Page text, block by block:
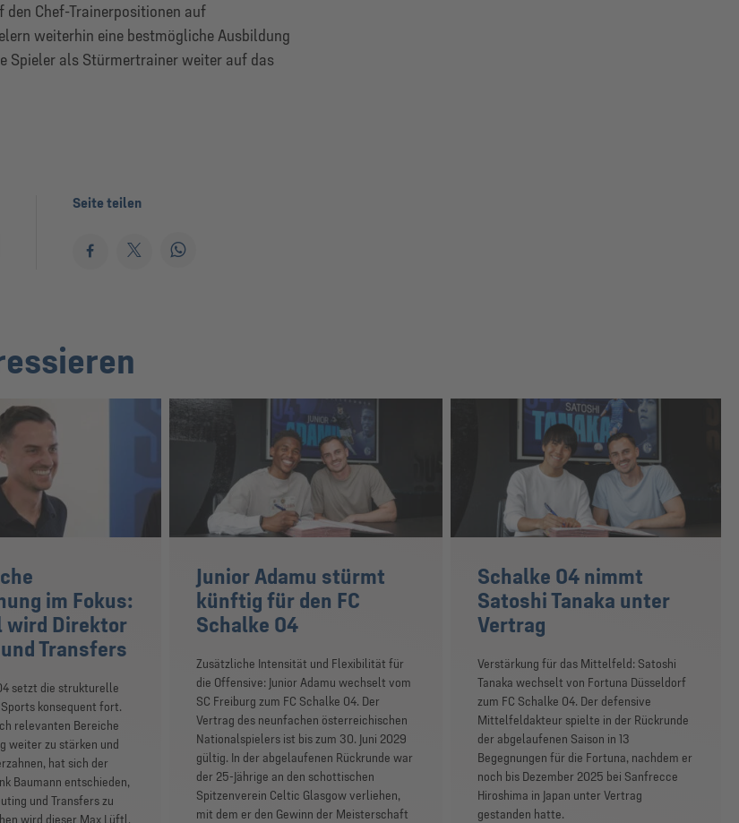
den Chef-Trainerpositionen auf
weiterhin eine bestmögliche Ausbildung
Spieler als Stürmertrainer weiter auf das
Seite teilen
im Fokus:
wird Direktor
Transfers
setzt die strukturelle
konsequent fort.
relevanten Bereiche
weiter zu stärken und
hat sich der
Baumann entschieden,
und Transfers zu
wird dieser Max Lüftl,
Junior Adamu stürmt
künftig für den FC
Schalke 04
Zusätzliche Intensität und Flexibilität für
die Offensive: Junior Adamu wechselt vom
SC Freiburg zum FC Schalke 04. Der
Vertrag des neunfachen österreichischen
Nationalspielers ist bis zum 30. Juni 2029
gültig. In der abgelaufenen Rückrunde war
der 25-Jährige an den schottischen
Spitzenverein Celtic Glasgow verliehen,
mit dem er den Gewinn der Meisterschaft
Schalke 04 nimmt
Satoshi Tanaka unter
Vertrag
Verstärkung für das Mittelfeld: Satoshi
Tanaka wechselt von Fortuna Düsseldorf
zum FC Schalke 04. Der defensive
Mittelfeldakteur spielte in der Rückrunde
der abgelaufenen Saison in 13
Begegnungen für die Fortuna, nachdem er
noch bis Dezember 2025 bei Sanfrecce
Hiroshima in Japan unter Vertrag
gestanden hatte.